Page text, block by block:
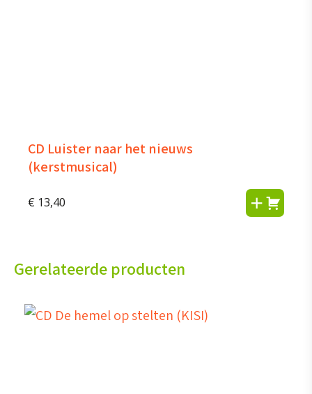
CD Luister naar het nieuws
(kerstmusical)
€ 13,40
Gerelateerde producten